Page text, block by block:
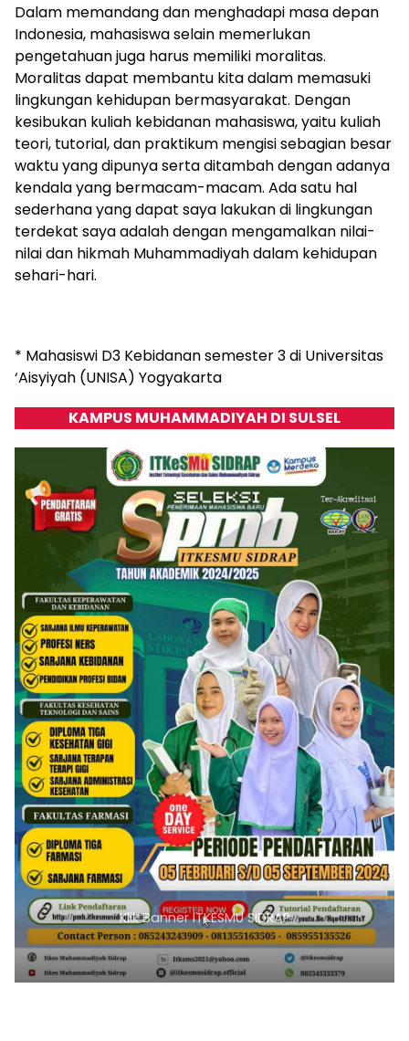
Dalam memandang dan menghadapi masa depan
Indonesia, mahasiswa selain memerlukan
pengetahuan juga harus memiliki moralitas.
Moralitas dapat membantu kita dalam memasuki
lingkungan kehidupan bermasyarakat. Dengan
kesibukan kuliah kebidanan mahasiswa, yaitu kuliah
teori, tutorial, dan praktikum mengisi sebagian besar
waktu yang dipunya serta ditambah dengan adanya
kendala yang bermacam-macam. Ada satu hal
sederhana yang dapat saya lakukan di lingkungan
terdekat saya adalah dengan mengamalkan nilai-
nilai dan hikmah Muhammadiyah dalam kehidupan
sehari-hari.
* Mahasiswi D3 Kebidanan semester 3 di Universitas
‘Aisyiyah (UNISA) Yogyakarta
KAMPUS MUHAMMADIYAH DI SULSEL